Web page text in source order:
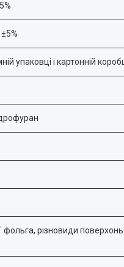
упаковці і картонній
фольга, різновиди